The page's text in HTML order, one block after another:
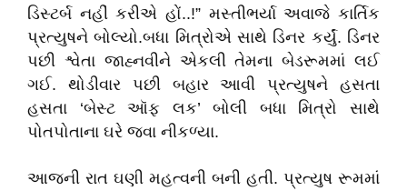
ડિસ્ટર્બ નહીં કરીએ હોં..!” મસ્તીભર્યા અવાજે કાર્તિક
પ્રત્યુષને બોલ્યો.બધા મિત્રોએ સાથે ડિનર કર્યું. ડિનર
પછી શ્વેતા જાહ્નવીને એકલી તેમના બેડરૂમમાં લઈ
ગઈ. થોડીવાર પછી બહાર આવી પ્રત્યુષને હસતા
હસતા ‘બેસ્ટ ઑફ લક’ બોલી બધા મિત્રો સાથે
પોતપોતાના ઘરે જવા નીકળ્યા.
આજની રાત ઘણી મહત્વની બની હતી. પ્રત્યુષ રૂમમાં